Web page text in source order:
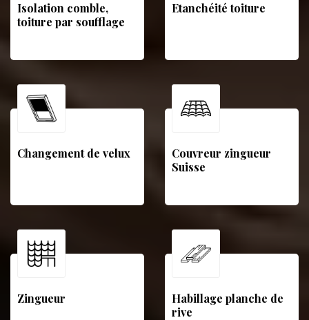
Isolation comble,
toiture par soufflage
Etanchéité toiture
Changement de velux
Couvreur zingueur
Suisse
Zingueur
Habillage planche de
rive